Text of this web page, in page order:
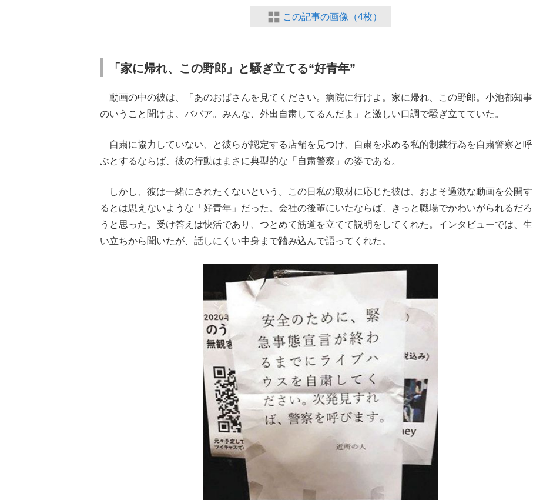
この記事の画像（4枚）
「家に帰れ、この野郎」と騒ぎ立てる“好青年”
動画の中の彼は、「あのおばさんを見てください。病院に行けよ。家に帰れ、この野郎。小池都知事
のいうこと聞けよ、ババア。みんな、外出自粛してるんだよ」と激しい口調で騒ぎ立てていた。
自粛に協力していない、と彼らが認定する店舗を見つけ、自粛を求める私的制裁行為を自粛警察と呼
ぶとするならば、彼の行動はまさに典型的な「自粛警察」の姿である。
しかし、彼は一緒にされたくないという。この日私の取材に応じた彼は、およそ過激な動画を公開す
るとは思えないような「好青年」だった。会社の後輩にいたならば、きっと職場でかわいがられるだろ
うと思った。受け答えは快活であり、つとめて筋道を立てて説明をしてくれた。インタビューでは、生
い立ちから聞いたが、話しにくい中身まで踏み込んで語ってくれた。